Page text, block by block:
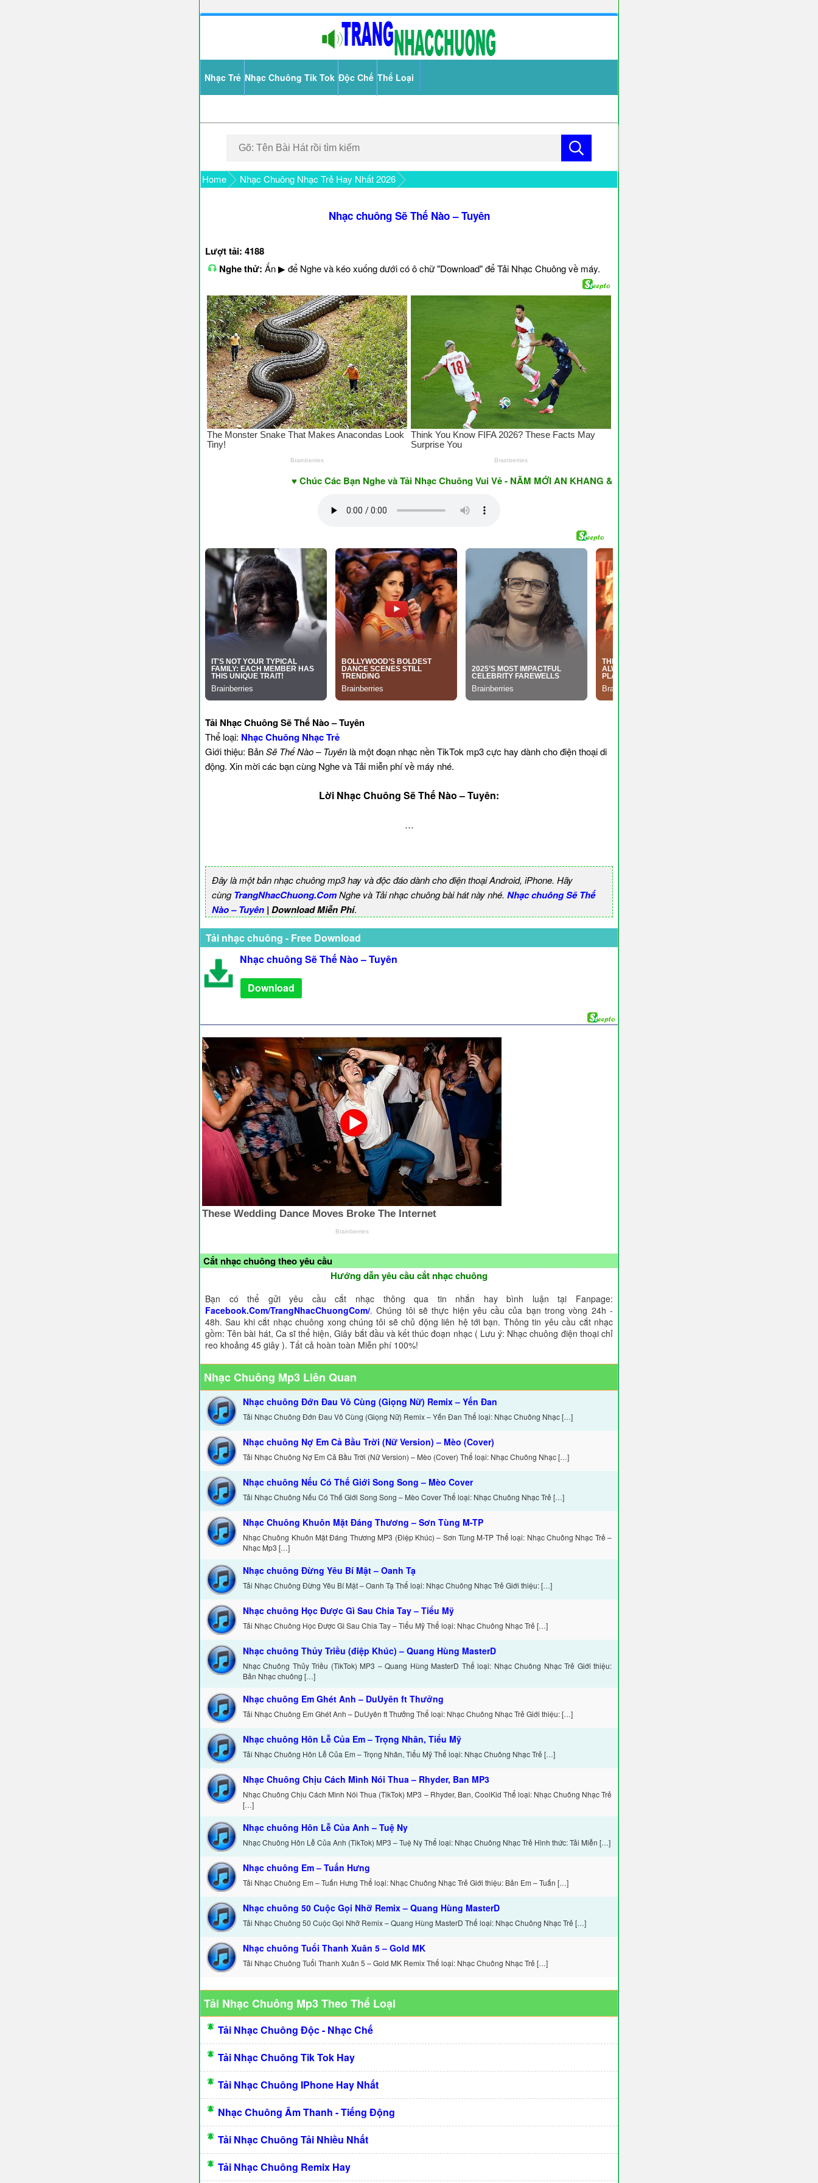
Nhạc Trẻ Nhạc Chuông Tik Tok Độc Chế Thể Loại
Home Nhạc Chuông Nhạc Trẻ Hay Nhất 2026
Nhạc chuông Sẽ Thế Nào – Tuyên
Lượt tải: 4188
Nghe thử: Ấn ▶ để Nghe và kéo xuống dưới có ô chữ "Download" để Tải Nhạc Chuông về máy.
♥ Chúc Các Bạn Nghe và Tải Nhạc Chuông Vui Vẻ - NĂM MỚI AN KHANG & THỊNH VƯỢNG ♥ Have A Nice Day ♥
Tải Nhạc Chuông Sẽ Thế Nào – Tuyên
Thể loại: Nhạc Chuông Nhạc Trẻ
Giới thiệu: BảnSẽ Thế Nào – Tuyên là một đoạn nhạc nền TikTok mp3 cực hay dành cho điện thoại di
động. Xin mời các bạn cùng Nghe và Tải miễn phí về máy nhé.
Lời Nhạc Chuông Sẽ Thế Nào – Tuyên:
…
Đây là một bản nhạc chuông mp3 hay và độc đáo dành cho điện thoại Android, iPhone. Hãy
cùngTrangNhacChuong.ComNghe và Tải nhạc chuông bài hát này nhé. Nhạc chuông Sẽ Thế
Nào – Tuyên | Download Miễn Phí.
Tải nhạc chuông - Free Download
Nhạc chuông Sẽ Thế Nào – Tuyên
Download
Cắt nhạc chuông theo yêu cầu
Hướng dẫn yêu cầu cắt nhạc chuông
Bạn có thể gửi yêu cầu cắt nhạc thông qua tin nhắn hay bình luận tại Fanpage:
Facebook.Com/TrangNhacChuongCom/. Chúng tôi sẽ thực hiện yêu cầu của bạn trong vòng 24h -
48h. Sau khi cắt nhạc chuông xong chúng tôi sẽ chủ động liên hệ tới bạn. Thông tin yêu cầu cắt nhạc
gồm: Tên bài hát, Ca sĩ thể hiện, Giây bắt đầu và kết thúc đoạn nhạc ( Lưu ý: Nhạc chuông điện thoại chỉ
reo khoảng 45 giây ). Tất cả hoàn toàn Miễn phí 100%!
Nhạc Chuông Mp3 Liên Quan
Nhạc chuông Đớn Đau Vô Cùng (Giọng Nữ) Remix – Yến Đan
Tải Nhạc Chuông Đớn Đau Vô Cùng (Giọng Nữ) Remix – Yến Đan Thể loại: Nhạc Chuông Nhạc […]
Nhạc chuông Nợ Em Cả Bầu Trời (Nữ Version) – Mèo (Cover)
Tải Nhạc Chuông Nợ Em Cả Bầu Trời (Nữ Version) – Mèo (Cover) Thể loại: Nhạc Chuông Nhạc […]
Nhạc chuông Nếu Có Thế Giới Song Song – Mèo Cover
Tải Nhạc Chuông Nếu Có Thế Giới Song Song – Mèo Cover Thể loại: Nhạc Chuông Nhạc Trẻ […]
Nhạc Chuông Khuôn Mặt Đáng Thương – Sơn Tùng M-TP
Nhạc Chuông Khuôn Mặt Đáng Thương MP3 (Điệp Khúc) – Sơn Tùng M-TP Thể loại: Nhạc Chuông Nhạc Trẻ –
Nhạc Mp3 […]
Nhạc chuông Đừng Yêu Bí Mật – Oanh Tạ
Tải Nhạc Chuông Đừng Yêu Bí Mật – Oanh Tạ Thể loại: Nhạc Chuông Nhạc Trẻ Giới thiệu: […]
Nhạc chuông Học Được Gì Sau Chia Tay – Tiểu Mỹ
Tải Nhạc Chuông Học Được Gì Sau Chia Tay – Tiểu Mỹ Thể loại: Nhạc Chuông Nhạc Trẻ […]
Nhạc chuông Thủy Triều (điệp Khúc) – Quang Hùng MasterD
Nhạc Chuông Thủy Triều (TikTok) MP3 – Quang Hùng MasterD Thể loại: Nhạc Chuông Nhạc Trẻ Giới thiệu:
Bản Nhạc chuông […]
Nhạc chuông Em Ghét Anh – DuUyên ft Thưởng
Tải Nhạc Chuông Em Ghét Anh – DuUyên ft Thưởng Thể loại: Nhạc Chuông Nhạc Trẻ Giới thiệu: […]
Nhạc chuông Hôn Lễ Của Em – Trọng Nhân, Tiểu Mỹ
Tải Nhạc Chuông Hôn Lễ Của Em – Trọng Nhân, Tiểu Mỹ Thể loại: Nhạc Chuông Nhạc Trẻ […]
Nhạc Chuông Chịu Cách Mình Nói Thua – Rhyder, Ban MP3
Nhạc Chuông Chịu Cách Mình Nói Thua (TikTok) MP3 – Rhyder, Ban, CoolKid Thể loại: Nhạc Chuông Nhạc Trẻ
[…]
Nhạc chuông Hôn Lễ Của Anh – Tuệ Ny
Nhạc Chuông Hôn Lễ Của Anh (TikTok) MP3 – Tuệ Ny Thể loại: Nhạc Chuông Nhạc Trẻ Hình thức: Tải Miễn […]
Nhạc chuông Em – Tuấn Hưng
Tải Nhạc Chuông Em – Tuấn Hưng Thể loại: Nhạc Chuông Nhạc Trẻ Giới thiệu: Bản Em – Tuấn […]
Nhạc chuông 50 Cuộc Gọi Nhỡ Remix – Quang Hùng MasterD
Tải Nhạc Chuông 50 Cuộc Gọi Nhỡ Remix – Quang Hùng MasterD Thể loại: Nhạc Chuông Nhạc Trẻ […]
Nhạc chuông Tuổi Thanh Xuân 5 – Gold MK
Tải Nhạc Chuông Tuổi Thanh Xuân 5 – Gold MK Remix Thể loại: Nhạc Chuông Nhạc Trẻ […]
Tải Nhạc Chuông Mp3 Theo Thể Loại
Tải Nhạc Chuông Độc - Nhạc Chế
Tải Nhạc Chuông Tik Tok Hay
Tải Nhạc Chuông IPhone Hay Nhất
Nhạc Chuông Âm Thanh - Tiếng Động
Tải Nhạc Chuông Tải Nhiều Nhất
Tải Nhạc Chuông Remix Hay